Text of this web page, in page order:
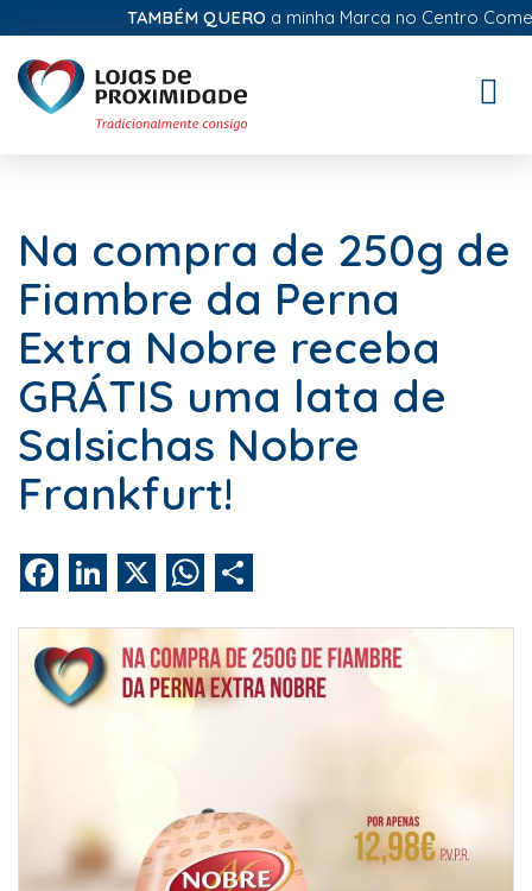
TAMBÉM QUEROa minha Marca no Centro
Na compra de 250g de
Fiambre da Perna
Extra Nobre receba
GRÁTIS uma lata de
Salsichas Nobre
Frankfurt!
FacebookLinkedIn WhatsApp